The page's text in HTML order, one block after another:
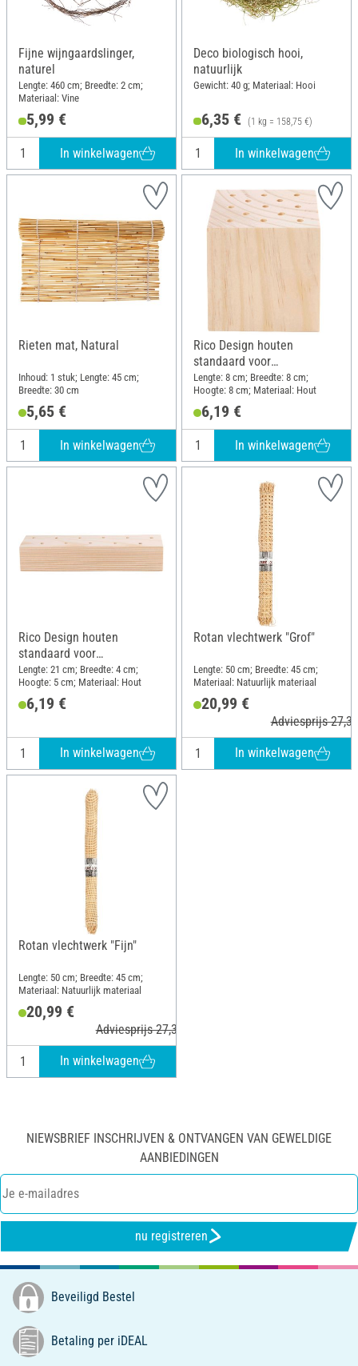
Fijne wijngaardslinger,
naturel
Lengte: 460 cm; Breedte: 2 cm;
Materiaal: Vine
5,99 €
In winkelwagen
Deco biologisch hooi,
natuurlijk
Gewicht: 40 g; Materiaal: Hooi
6,35 € (1 kg = 158,75 €)
In winkelwagen
Rieten mat, Natural
Inhoud: 1 stuk; Lengte: 45 cm;
Breedte: 30 cm
5,65 €
In winkelwagen
Rico Design houten
standaard voor
droogbloemen, 8 x 8 x 8 cm
Lengte: 8 cm; Breedte: 8 cm;
Hoogte: 8 cm; Materiaal: Hout
6,19 €
In winkelwagen
Rico Design houten
standaard voor
droogbloemen, 21 x 4 x 5
cm
Lengte: 21 cm; Breedte: 4 cm;
Hoogte: 5 cm; Materiaal: Hout
6,19 €
In winkelwagen
Rotan vlechtwerk "Grof"
Lengte: 50 cm; Breedte: 45 cm;
Materiaal: Natuurlijk materiaal
20,99 €
Adviesprijs
In winkelwagen
Rotan vlechtwerk "Fijn"
Lengte: 50 cm; Breedte: 45 cm;
Materiaal: Natuurlijk materiaal
20,99 €
Adviesprijs 27,35 €
In winkelwagen
NIEWSBRIEF INSCHRIJVEN & ONTVANGEN VAN GEWELDIGE
AANBIEDINGEN
nu registreren
Beveiligd Bestel
Betaling per iDEAL